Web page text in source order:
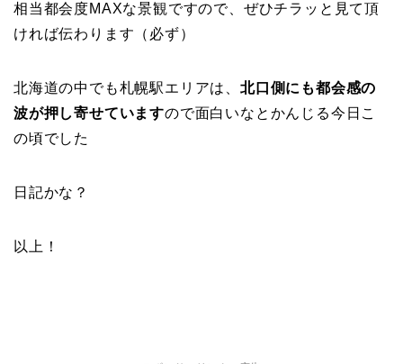
相当都会度MAXな景観ですので、ぜひチラッと見て頂
ければ伝わります（必ず）
北海道の中でも札幌駅エリアは、 北口側にも都会感の
波が押し寄せていますので面白いなとかんじる今日こ
の頃でした
日記かな？
以上！